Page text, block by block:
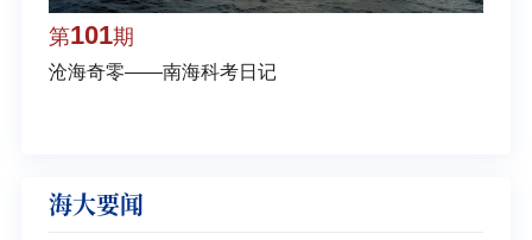
第101期
沧海奇零——南海科考日记
海大要闻